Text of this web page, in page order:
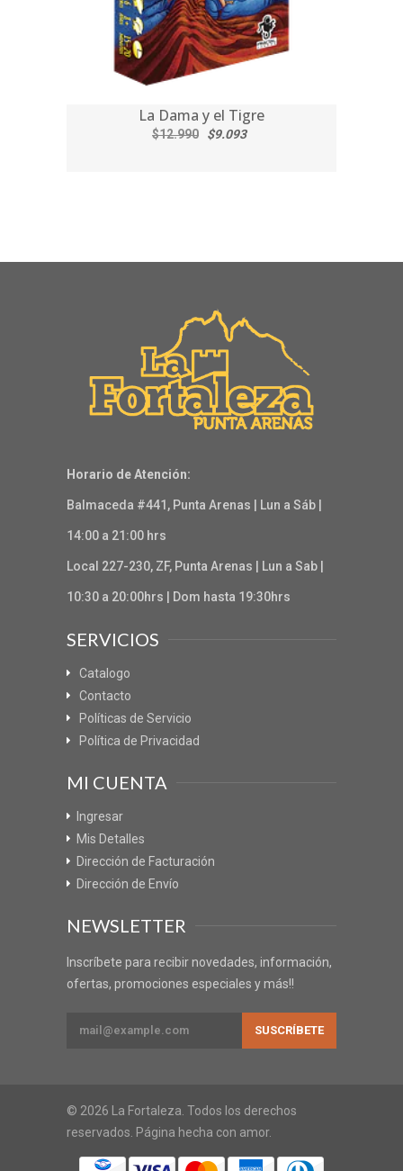
La Dama y el Tigre
$12.990 $9.093
Horario de Atención:
Balmaceda #441, Punta Arenas | Lun a Sáb |
14:00 a 21:00 hrs
Local 227-230, ZF, Punta Arenas | Lun a Sab |
10:30 a 20:00hrs | Dom hasta 19:30hrs
SERVICIOS
Catalogo
Contacto
Políticas de Servicio
Política de Privacidad
MI CUENTA
Ingresar
Mis Detalles
Dirección de Facturación
Dirección de Envío
NEWSLETTER
Inscríbete para recibir novedades, información,
ofertas, promociones especiales y más!!
© 2026 La Fortaleza. Todos los derechos
reservados. Página hecha con amor.